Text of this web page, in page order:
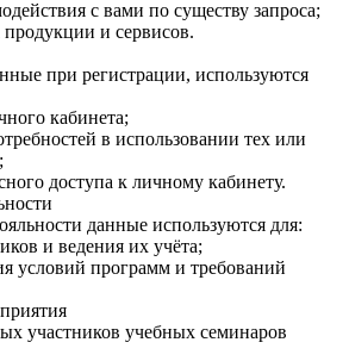
с вами по существу запроса;
продукции и сервисов.
при регистрации, используются
кабинета;
в использовании тех или
доступа к личному кабинету.
данные используются для:
и ведения их учёта;
условий программ и требований
участников учебных семинаров